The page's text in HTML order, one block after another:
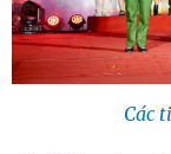
Các